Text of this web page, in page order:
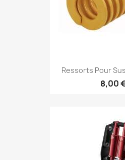
Ressorts Pour
8,00